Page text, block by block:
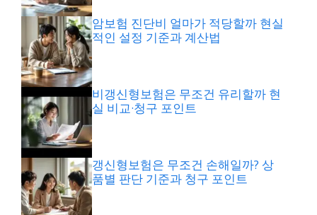
암보험 진단비 얼마가 적당할까 현실
적인 설정 기준과 계산법
비갱신형보험은 무조건 유리할까 현
실 비교·청구 포인트
갱신형보험은 무조건 손해일까? 상
품별 판단 기준과 청구 포인트